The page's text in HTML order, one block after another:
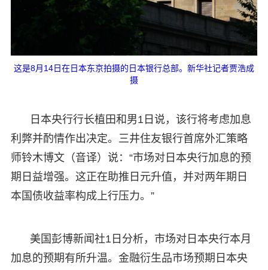
这是8月14日在日本东京拍摄的日本银行总部。新华社记者贾浩成
摄
日本央行行长植田和男1日说，该行将考虑加息
利弊并酌情作出决定。三井住友银行首席外汇策略
师铃木博文（音译）说：“市场对日本央行加息的预
期日益增强。这正在助推日元升值，并对两年期日
本国债收益率构成上行压力。”
美国彭博新闻社1日分析，市场对日本央行本月
加息的预期有所升温。金融衍生品市场预期日本央